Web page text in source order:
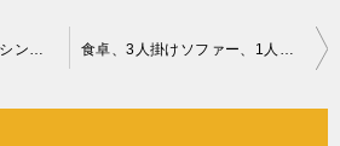
【大館市】カーペット、シングルベッドマットレス、座椅子等の回収 食卓、3人掛けソファー、1人掛けソファー、折り畳みベッド等の回収